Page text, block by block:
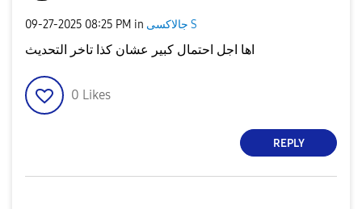
‎09-27-2025 08:25 PM in جالاكسى S
اها اجل احتمال كبير عشان كذا تاخر التحديث
0 Likes
REPLY